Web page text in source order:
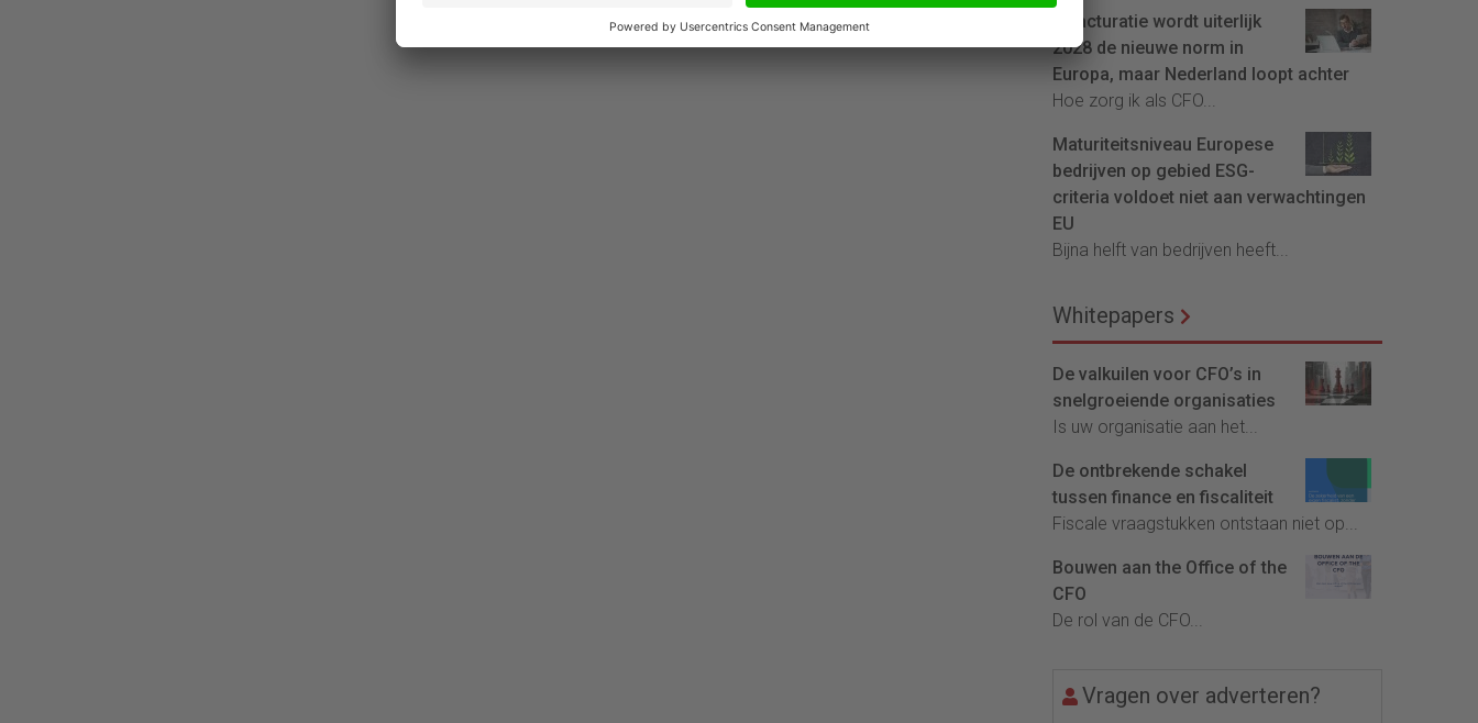
E-facturatie wordt uiterlijk
2028 de nieuwe norm in
Europa, maar Nederland loopt achter
Hoe zorg ik als CFO...
Maturiteitsniveau Europese
bedrijven op gebied ESG-
criteria voldoet niet aan verwachtingen
EU
Bijna helft van bedrijven heeft...
Whitepapers
De valkuilen voor CFO’s in
snelgroeiende organisaties
Is uw organisatie aan het...
De ontbrekende schakel
tussen finance en fiscaliteit
Fiscale vraagstukken ontstaan niet op...
Bouwen aan the Office of the
CFO
De rol van de CFO...
Vragen over adverteren?